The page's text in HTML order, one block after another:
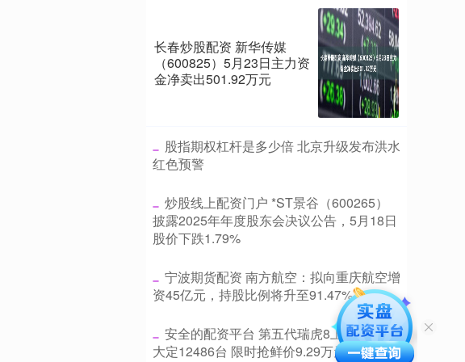
长春炒股配资 新华传媒
（600825）5月23日主力资
金净卖出501.92万元
​股指期权杠杆是多少倍 北京升级发布洪水
红色预警
​炒股线上配资门户 *ST景谷（600265）
披露2025年年度股东会决议公告，5月18日
股价下跌1.79%
​宁波期货配资 南方航空：拟向重庆航空增
资45亿元，持股比例将升至91.47%
​安全的配资平台 第五代瑞虎8上市24小时
大定12486台 限时抢鲜价9.29万元起